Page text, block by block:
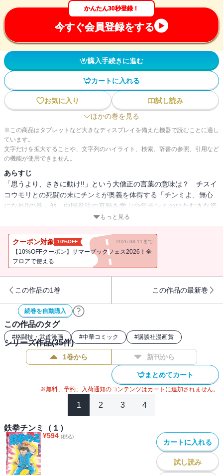
かんたん30秒登録！
今すぐ会員登録をする
購入手続きに進む
カートに入れる
お気に入り
試し読み
ほかの巻を見る
※この商品はタブレットなど大きなディスプレイを備えた機器で読むことに適し
ています。
文字だけを拡大することや、文字列のハイライト、検索、辞書の参照、引用など
の機能が使用できません。
あらすじ
「思うより、さきに動け!!」という大僧正の言葉の意味は？ チスイ
コウモリとの死闘の末にチンミが奥義を体得する「チンミよ、無心
になれ!!の巻」他、中国拳法の真髄を学ぶ少年チンミのひたむきな姿
もっと見る
クーポン対象 10%OFF 2026.08.11まで
【10%OFFクーポン】サマーブックフェス2026！全
フロアで使える
この作品の1巻 この作品の最新巻
続巻を自動購入
この作品のタグ
#格闘技・武道漫画 #中華コミック #講談社漫画賞
シリーズ作品(35件)
1巻から 新刊から
まとめてカート
※無料、予約、入荷通知のコンテンツはカートに追加されません。
1 2 3 4
鉄拳チンミ（１）
¥594 (税込)
カートに入れる
試し読み